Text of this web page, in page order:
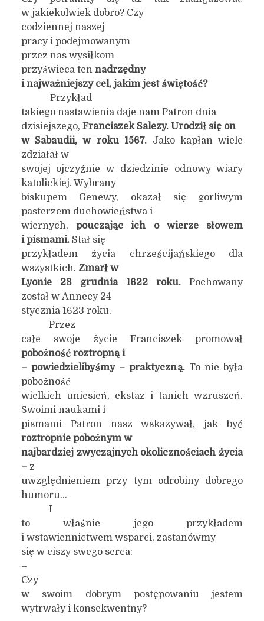
w jakiekolwiek dobro? Czy
codziennej naszej
pracy i podejmowanym
przez nas wysiłkom
przyświeca ten nadrzędny
i najważniejszy cel, jakim jest świętość?
Przykład
takiego nastawienia daje nam Patron dnia
dzisiejszego, Franciszek Salezy.Urodził się on
w Sabaudii, w roku 1567. Jako kapłan wiele
zdziałał w
swojej ojczyźnie w dziedzinie odnowy wiary
katolickiej. Wybrany
biskupem Genewy, okazał się gorliwym
pasterzem duchowieństwa i
wiernych,pouczając ich o wierze słowem
i pismami.Stał się
przykładem życia chrześcijańskiego dla
wszystkich. Zmarł w
Lyonie 28 grudnia 1622 roku. Pochowany
został w Annecy 24
stycznia 1623 roku.
Przez
całe swoje życie Franciszek promował
pobożność roztropną i
– powiedzielibyśmy – praktyczną.To nie była
pobożność
wielkich uniesień, ekstaz i tanich wzruszeń.
Swoimi naukami i
pismami Patron nasz wskazywał, jak być
roztropnie pobożnym w
najbardziej zwyczajnych okolicznościach życia
– z
uwzględnieniem przy tym odrobiny dobrego
humoru…
I
to właśnie jego przykładem
i wstawiennictwem wsparci, zastanówmy
się w ciszy swego serca:
–
Czy
w swoim dobrym postępowaniu jestem
wytrwały i konsekwentny?